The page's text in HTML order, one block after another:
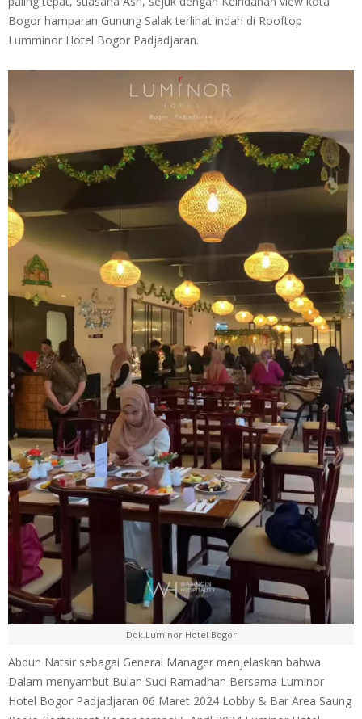
Bogor hamparan Gunung Salak terlihat indah di Rooftop
Lumminor Hotel Bogor Padjadjaran.
Dok.Luminor Hotel Bogor
Abdun Natsir sebagai General Manager menjelaskan bahwa
Dalam menyambut Bulan Suci Ramadhan Bersama Luminor
Hotel Bogor Padjadjaran 06 Maret 2024 Lobby & Bar Area Saung